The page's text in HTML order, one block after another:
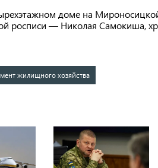
доме на
росписи — Николая Самокиша,
жилищного хозяйства